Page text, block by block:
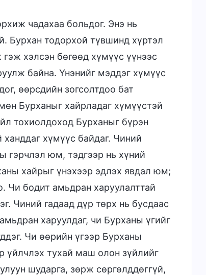
чадахаа больдог. Энэ нь
Бурхан тодорхой түвшинд хүртэл
хэлсэн бөгөөд хүмүүс үүнээс
байна. Үнэнийг мэддэг хүмүүс
өөрсдийн зогсолтдоо бат
Бурханыг хайрладаг хүмүүстэй
тохиолдоход Бурханыг бүрэн
ханддаг хүмүүс байдаг. Чиний
гэрчлэл юм, тэдгээр нь хүний
хайрыг үнэхээр эдлэх явдал юм;
Чи бодит амьдран харуулалттай
Чиний гадаад дүр төрх нь бусдаас
харуулдаг, чи Бурханы үгийг
Чи өөрийн үгээр Бурханы
үйлчлэх тухай маш олон зүйлийг
шударга, зөрж сөргөлддөггүй,